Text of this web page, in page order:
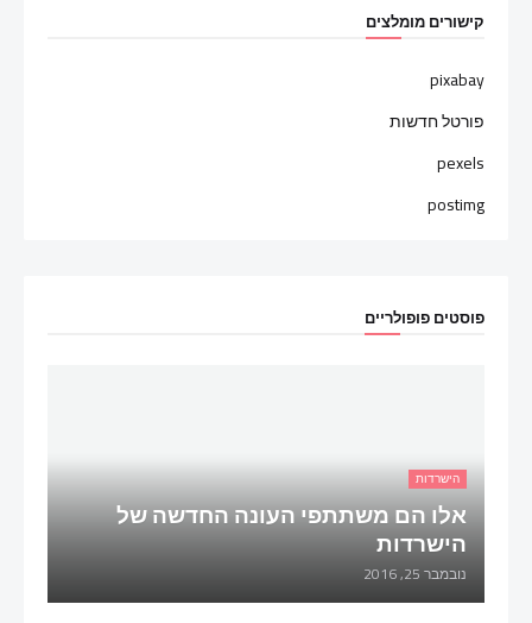
קישורים מומלצים
pixabay
פורטל חדשות
pexels
postimg
פוסטים פופולריים
הישרדות
אלו הם משתתפי העונה החדשה של
הישרדות
נובמבר 25, 2016